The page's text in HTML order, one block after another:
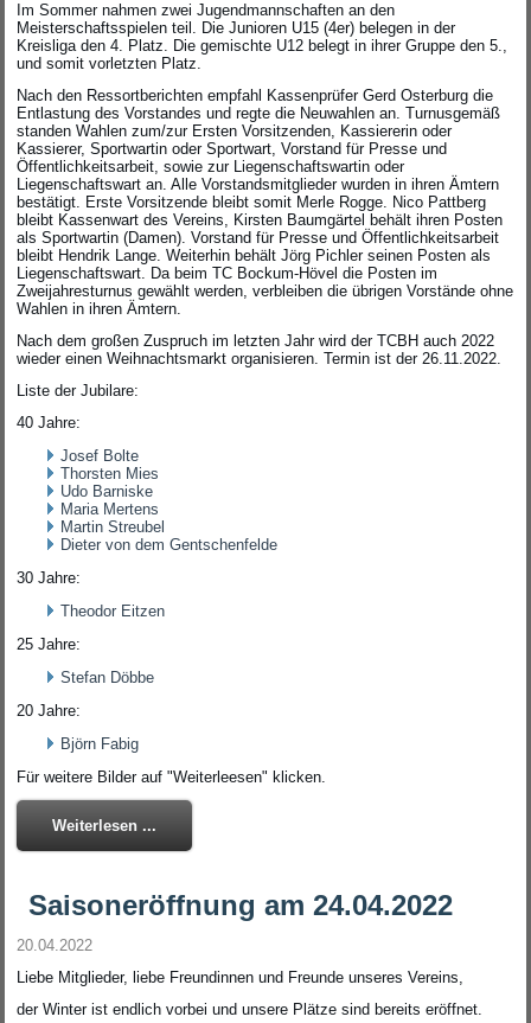
Im Sommer nahmen zwei Jugendmannschaften an den
Meisterschaftsspielen teil. Die Junioren U15 (4er) belegen in der
Kreisliga den 4. Platz. Die gemischte U12 belegt in ihrer Gruppe den 5.,
und somit vorletzten Platz.
Nach den Ressortberichten empfahl Kassenprüfer Gerd Osterburg die
Entlastung des Vorstandes und regte die Neuwahlen an. Turnusgemäß
standen Wahlen zum/zur Ersten Vorsitzenden, Kassiererin oder
Kassierer, Sportwartin oder Sportwart, Vorstand für Presse und
Öffentlichkeitsarbeit, sowie zur Liegenschaftswartin oder
Liegenschaftswart an. Alle Vorstandsmitglieder wurden in ihren Ämtern
bestätigt. Erste Vorsitzende bleibt somit Merle Rogge. Nico Pattberg
bleibt Kassenwart des Vereins, Kirsten Baumgärtel behält ihren Posten
als Sportwartin (Damen). Vorstand für Presse und Öffentlichkeitsarbeit
bleibt Hendrik Lange. Weiterhin behält Jörg Pichler seinen Posten als
Liegenschaftswart. Da beim TC Bockum-Hövel die Posten im
Zweijahresturnus gewählt werden, verbleiben die übrigen Vorstände ohne
Wahlen in ihren Ämtern.
Nach dem großen Zuspruch im letzten Jahr wird der TCBH auch 2022
wieder einen Weihnachtsmarkt organisieren. Termin ist der 26.11.2022.
Liste der Jubilare:
40 Jahre:
Josef Bolte
Thorsten Mies
Udo Barniske
Maria Mertens
Martin Streubel
Dieter von dem Gentschenfelde
30 Jahre:
Theodor Eitzen
25 Jahre:
Stefan Döbbe
20 Jahre:
Björn Fabig
Für weitere Bilder auf "Weiterleesen" klicken.
Weiterlesen ...
Saisoneröffnung am 24.04.2022
20.04.2022
Liebe Mitglieder, liebe Freundinnen und Freunde unseres Vereins,
der Winter ist endlich vorbei und unsere Plätze sind bereits eröffnet.